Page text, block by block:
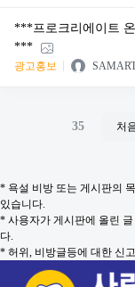
***프로크리에이트
***
광고홍보
35 처
* 욕설 비방 또는 게시판의
있습니다.
* 사용자가 게시판에 올린
다.
* 허위, 비방글등에 대한 신